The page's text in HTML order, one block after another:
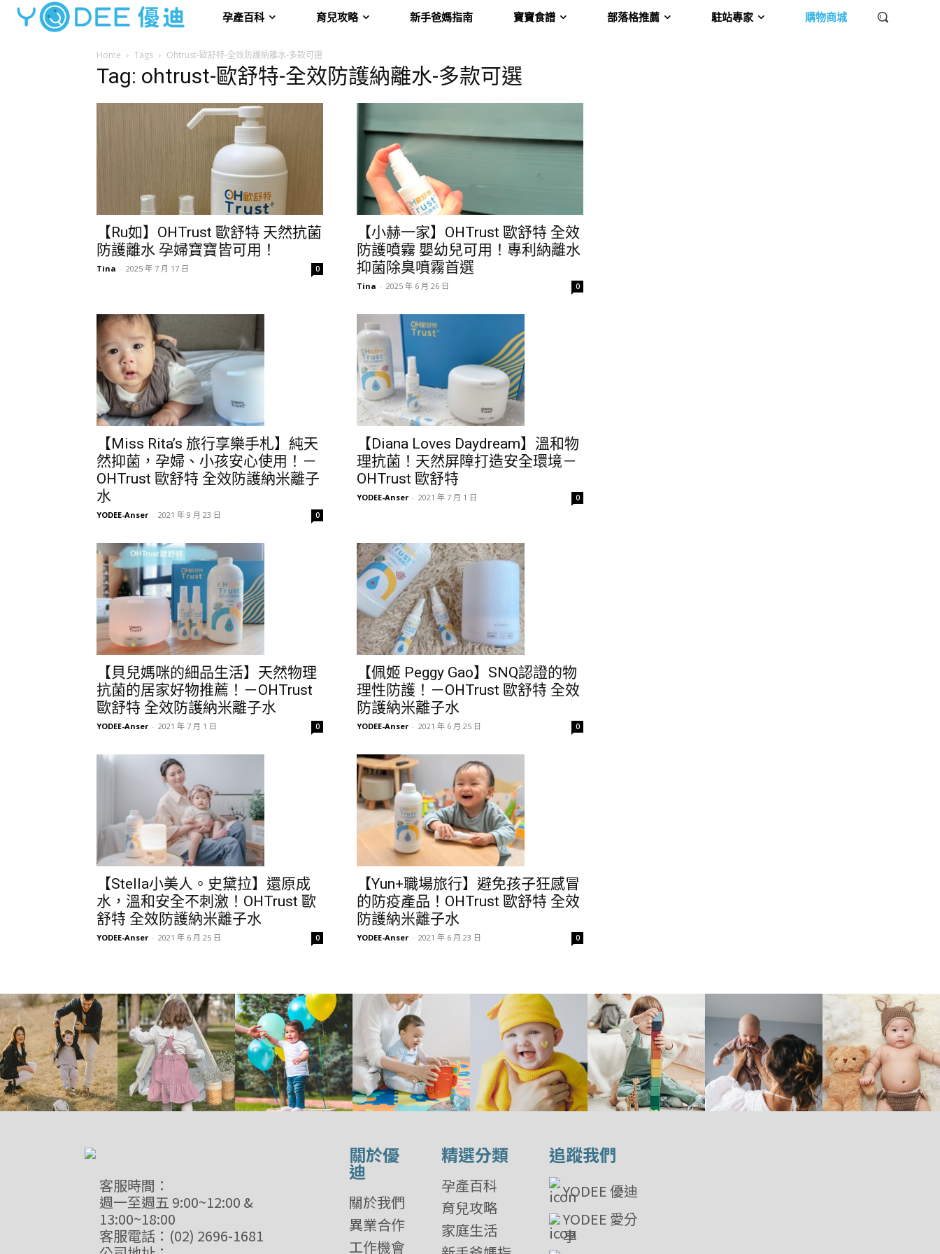
孕產百科 育兒攻略 新手爸媽指南 寶寶食譜 部落格推薦 駐站專家 購物商城
Home Tags Ohtrust-歐舒特-全效防護納離水-多款可選
Tag: ohtrust-歐舒特-全效防護納離水-多款可選
【Ru如】OHTrust 歐舒特 天然抗菌
防護離水 孕婦寶寶皆可用！
Tina - 2025 年 7 月 17 日 0
【小赫一家】OHTrust 歐舒特 全效
防護噴霧 嬰幼兒可用！專利納離水
抑菌除臭噴霧首選
Tina - 2025 年 6 月 26 日 0
【Miss Rita’s 旅行享樂手札】純天
然抑菌，孕婦、小孩安心使用！－
OHTrust 歐舒特 全效防護納米離子
水
YODEE-Anser - 2021 年 9 月 23 日 0
【Diana Loves Daydream】溫和物
理抗菌！天然屏障打造安全環境－
OHTrust 歐舒特
YODEE-Anser - 2021 年 7 月 1 日 0
【貝兒媽咪的細品生活】天然物理
抗菌的居家好物推薦！－OHTrust
歐舒特 全效防護納米離子水
YODEE-Anser - 2021 年 7 月 1 日 0
【佩姬 Peggy Gao】SNQ認證的物
理性防護！－OHTrust 歐舒特 全效
防護納米離子水
YODEE-Anser - 2021 年 6 月 25 日 0
【Stella小美人。史黛拉】還原成
水，溫和安全不刺激！OHTrust 歐
舒特 全效防護納米離子水
YODEE-Anser - 2021 年 6 月 25 日 0
【Yun+職場旅行】避免孩子狂感冒
的防疫產品！OHTrust 歐舒特 全效
防護納米離子水
YODEE-Anser - 2021 年 6 月 23 日 0
客服時間：
週一至週五 9:00~12:00 &
13:00~18:00
客服電話：(02) 2696-1681
關於優
迪
關於我們
異業合作
工作機會
精選分類
孕產百科
育兒攻略
家庭生活
追蹤我們
YODEE 優迪
YODEE 愛分
享